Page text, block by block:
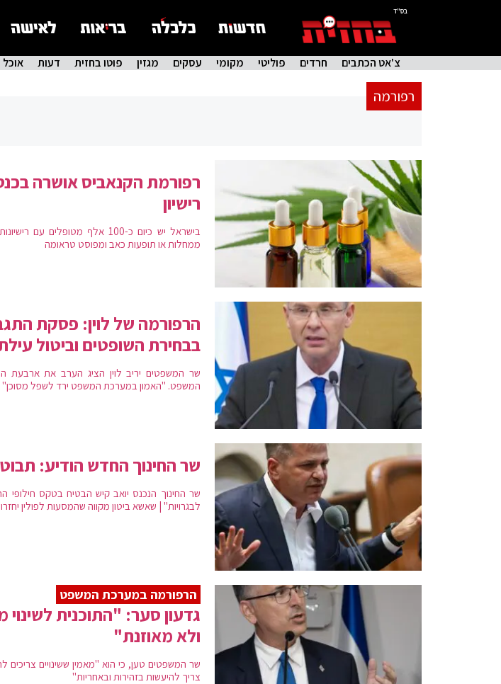
בס"ד
צ'אט הכתבים חרדים פוליטי מקומי עסקים מגזין פוטו בחזית דעות אוכל
רפורמה
רפורמת הקנאביס אושרה
רישיון
בישראל יש כיום כ-100 אלף
ממחלות או תופעות כאב ומפוסט טראומה
בבחירת השופטים וביטול
שר המשפטים יריב לוין הציג הערב את ארבעת
המשפט. "האמון במערכת המשפט ירד לשפל מסוכן"
שר החינוך החדש הודיע:
שר החינוך הנכנס יואב קיש הבטיח בטקס חילופי
לבגרויות" | שאשא ביטון מקווה שהמסעות לפולין יחזרו
הרפורמה במערכת המשפט
גדעון סער: "התוכנית
ולא מאוזנת"
שר המשפטים טען, כי הוא "מאמין ששינויים
צריך להיעשות בזהירות ובאחריות"